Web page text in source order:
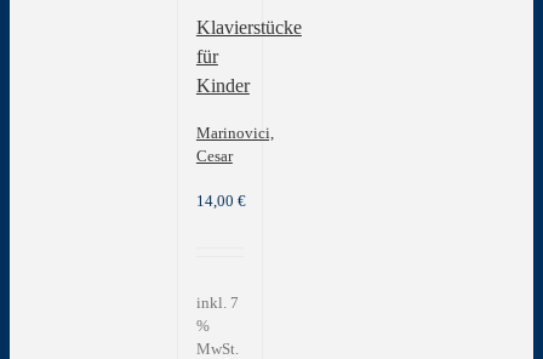
Klavierstücke
für
Kinder
Marinovici,
Cesar
14,00 €
inkl. 7
%
MwSt.